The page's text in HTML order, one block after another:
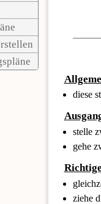
diese
stelle
gehe
ziehe